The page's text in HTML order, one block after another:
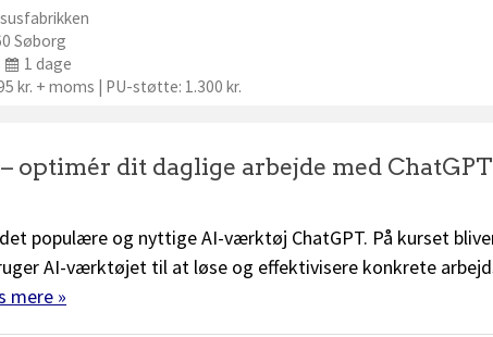
Søborg
1 dage
kr. + moms | PU-støtte: 1.300 kr.
optimér dit daglige arbejde med ChatGPT
populære og nyttige AI-værktøj ChatGPT. På kurset
AI-værktøjet til at løse og effektivisere konkrete
mere »